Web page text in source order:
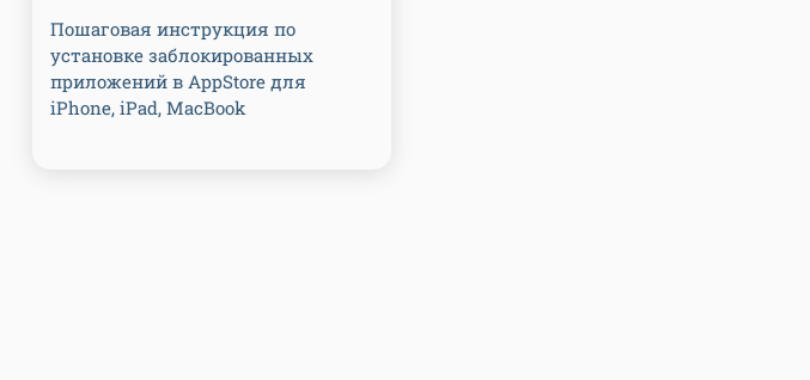
Пошаговая инструкция по
установке заблокированных
приложений в AppStore для
iPhone, iPad, MacBook